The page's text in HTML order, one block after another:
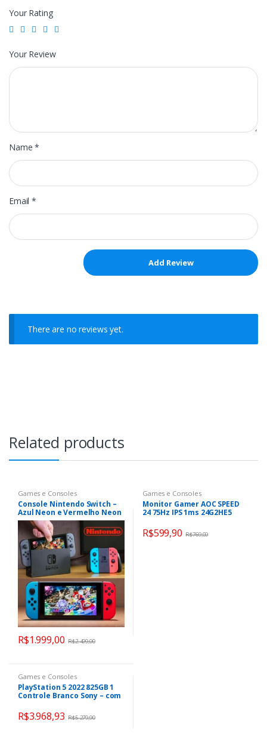
Your Rating
Your Review
Name*
Email*
There are no reviews yet.
Related products
Games e Consoles
Console Nintendo Switch –
Azul Neon e Vermelho Neon
R$1.999,00 R$2.499,00
Games e Consoles
Monitor Gamer AOC SPEED
24 75Hz IPS 1ms 24G2HE5
R$599,90 R$769,00
Games e Consoles
PlayStation 5 2022 825GB 1
Controle Branco Sony – com
R$3.968,93 R$5.279,90